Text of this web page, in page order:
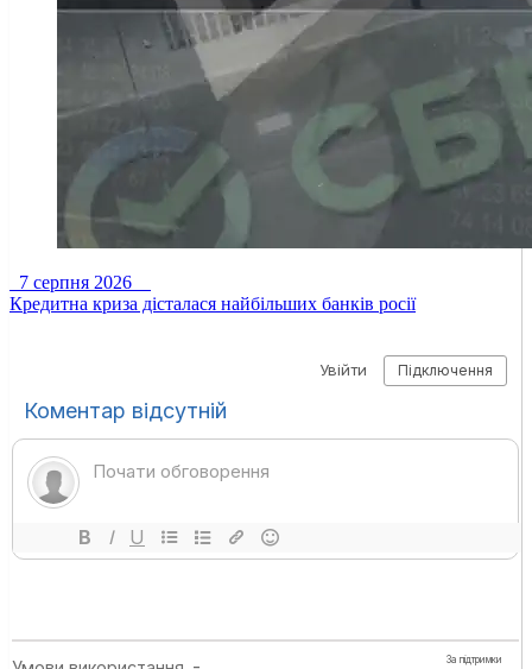
7 серпня 2026
Кредитна криза дісталася найбільших банків росії